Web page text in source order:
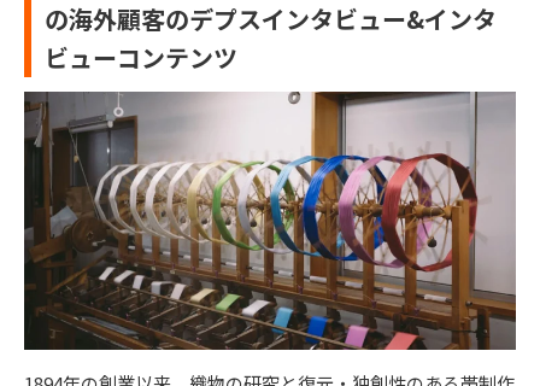
の海外顧客のデプスインタビュー&インタ
ビューコンテンツ